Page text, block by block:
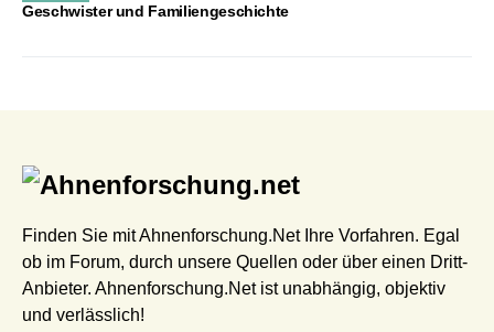
Geschwister und Familiengeschichte
Finden Sie mit Ahnenforschung.Net Ihre Vorfahren. Egal
ob im Forum, durch unsere Quellen oder über einen Dritt-
Anbieter. Ahnenforschung.Net ist unabhängig, objektiv
und verlässlich!